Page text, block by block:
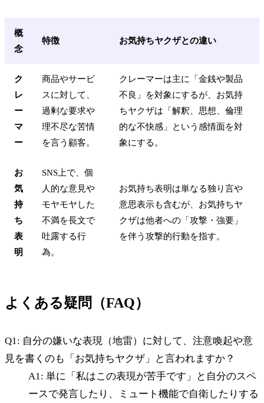
概
念
特徴 お気持ちヤクザとの違い
ク
レ
ー
マ
ー
商品やサービ
スに対して、
過剰な要求や
理不尽な苦情
を言う顧客。
クレーマーは主に「金銭や製品
不良」を対象にするが、お気持
ちヤクザは「解釈、思想、倫理
的な不快感」という感情面を対
象にする。
お
気
持
ち
表
明
SNS上で、個
人的な意見や
モヤモヤした
不満を長文で
吐露する行
為。
お気持ち表明は単なる独り言や
意思表示も含むが、お気持ちヤ
クザは他者への「攻撃・強要」
を伴う攻撃的行動を指す。
よくある疑問（FAQ）
Q1: 自分の嫌いな表現（地雷）に対して、注意喚起や意
見を書くのも「お気持ちヤクザ」と言われますか？
A1: 単に「私はこの表現が苦手です」と自分のスペ
ースで発言したり、ミュート機能で自衛したりする